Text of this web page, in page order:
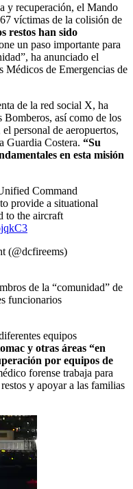
y recuperación, el Mando
víctimas de la colisión de
restos han sido
un paso importante para
ha anunciado el
Médicos de Emergencias de
de la red social X, ha
Bomberos, así como de los
personal de aeropuertos,
Guardia Costera. “Su
en esta misión
Command
provide a situational
to the aircraft
(@dcfireems)
de la “comunidad” de
funcionarios
equipos
y otras áreas “en
por equipos de
forense trabaja para
y apoyar a las familias